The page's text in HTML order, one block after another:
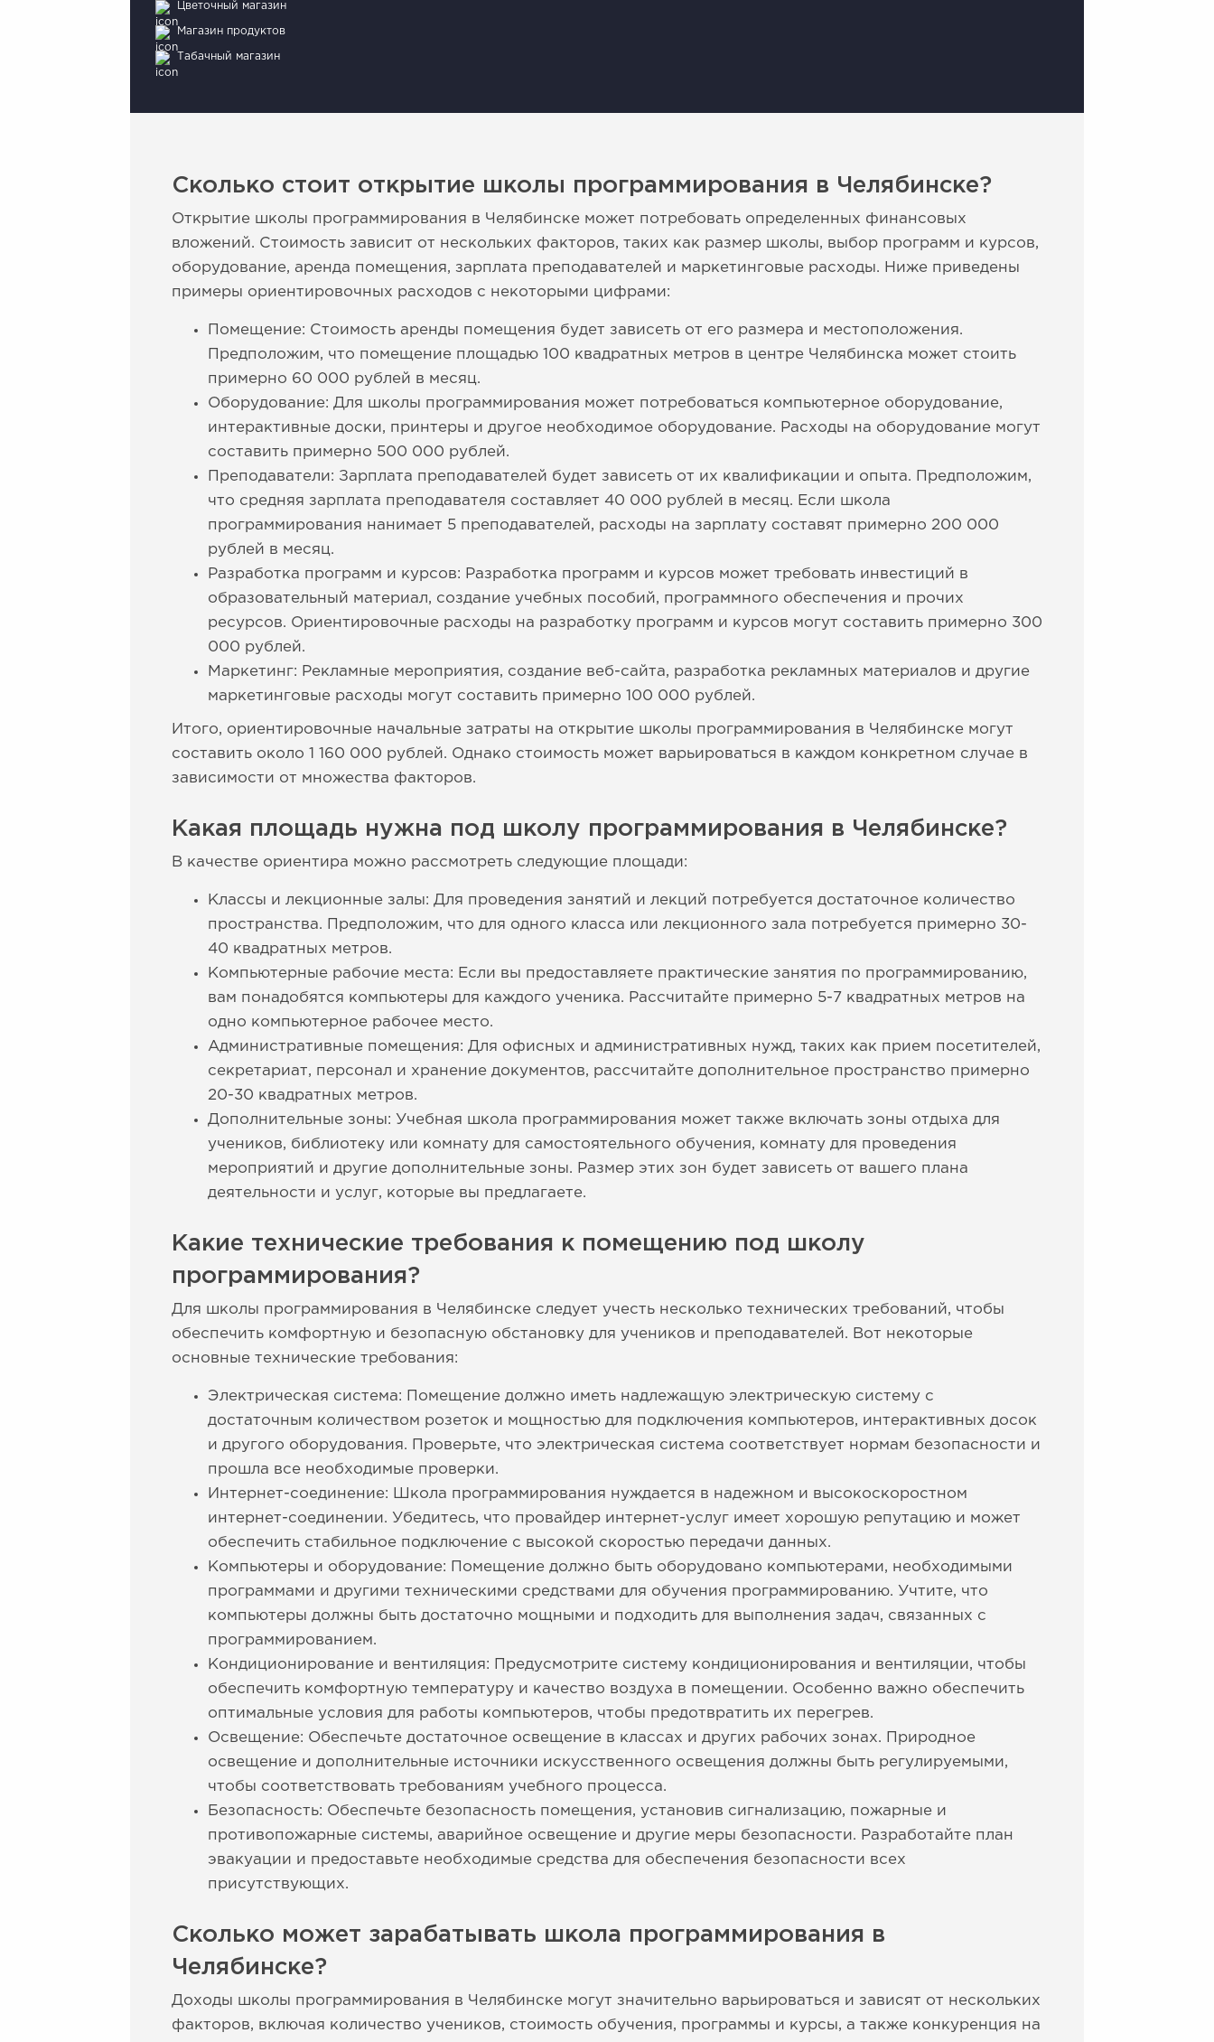
Цветочный магазин
Магазин продуктов
Табачный магазин
Сколько стоит открытие школы программирования в Челябинске?
Открытие школы программирования в Челябинске может потребовать определенных финансовых
вложений. Стоимость зависит от нескольких факторов, таких как размер школы, выбор программ и курсов,
оборудование, аренда помещения, зарплата преподавателей и маркетинговые расходы. Ниже приведены
примеры ориентировочных расходов с некоторыми цифрами:
Помещение: Стоимость аренды помещения будет зависеть от его размера и местоположения.
Предположим, что помещение площадью 100 квадратных метров в центре Челябинска может стоить
примерно 60 000 рублей в месяц.
Оборудование: Для школы программирования может потребоваться компьютерное оборудование,
интерактивные доски, принтеры и другое необходимое оборудование. Расходы на оборудование могут
составить примерно 500 000 рублей.
Преподаватели: Зарплата преподавателей будет зависеть от их квалификации и опыта. Предположим,
что средняя зарплата преподавателя составляет 40 000 рублей в месяц. Если школа
программирования нанимает 5 преподавателей, расходы на зарплату составят примерно 200 000
рублей в месяц.
Разработка программ и курсов: Разработка программ и курсов может требовать инвестиций в
образовательный материал, создание учебных пособий, программного обеспечения и прочих
ресурсов. Ориентировочные расходы на разработку программ и курсов могут составить примерно 300
000 рублей.
Маркетинг: Рекламные мероприятия, создание веб-сайта, разработка рекламных материалов и другие
маркетинговые расходы могут составить примерно 100 000 рублей.
Итого, ориентировочные начальные затраты на открытие школы программирования в Челябинске могут
составить около 1 160 000 рублей. Однако стоимость может варьироваться в каждом конкретном случае в
зависимости от множества факторов.
Какая площадь нужна под школу программирования в Челябинске?
В качестве ориентира можно рассмотреть следующие площади:
Классы и лекционные залы: Для проведения занятий и лекций потребуется достаточное количество
пространства. Предположим, что для одного класса или лекционного зала потребуется примерно 30-
40 квадратных метров.
Компьютерные рабочие места: Если вы предоставляете практические занятия по программированию,
вам понадобятся компьютеры для каждого ученика. Рассчитайте примерно 5-7 квадратных метров на
одно компьютерное рабочее место.
Административные помещения: Для офисных и административных нужд, таких как прием посетителей,
секретариат, персонал и хранение документов, рассчитайте дополнительное пространство примерно
20-30 квадратных метров.
Дополнительные зоны: Учебная школа программирования может также включать зоны отдыха для
учеников, библиотеку или комнату для самостоятельного обучения, комнату для проведения
мероприятий и другие дополнительные зоны. Размер этих зон будет зависеть от вашего плана
деятельности и услуг, которые вы предлагаете.
Какие технические требования к помещению под школу
программирования?
Для школы программирования в Челябинске следует учесть несколько технических требований, чтобы
обеспечить комфортную и безопасную обстановку для учеников и преподавателей. Вот некоторые
основные технические требования:
Электрическая система: Помещение должно иметь надлежащую электрическую систему с
достаточным количеством розеток и мощностью для подключения компьютеров, интерактивных досок
и другого оборудования. Проверьте, что электрическая система соответствует нормам безопасности и
прошла все необходимые проверки.
Интернет-соединение: Школа программирования нуждается в надежном и высокоскоростном
интернет-соединении. Убедитесь, что провайдер интернет-услуг имеет хорошую репутацию и может
обеспечить стабильное подключение с высокой скоростью передачи данных.
Компьютеры и оборудование: Помещение должно быть оборудовано компьютерами, необходимыми
программами и другими техническими средствами для обучения программированию. Учтите, что
компьютеры должны быть достаточно мощными и подходить для выполнения задач, связанных с
программированием.
Кондиционирование и вентиляция: Предусмотрите систему кондиционирования и вентиляции, чтобы
обеспечить комфортную температуру и качество воздуха в помещении. Особенно важно обеспечить
оптимальные условия для работы компьютеров, чтобы предотвратить их перегрев.
Освещение: Обеспечьте достаточное освещение в классах и других рабочих зонах. Природное
освещение и дополнительные источники искусственного освещения должны быть регулируемыми,
чтобы соответствовать требованиям учебного процесса.
Безопасность: Обеспечьте безопасность помещения, установив сигнализацию, пожарные и
противопожарные системы, аварийное освещение и другие меры безопасности. Разработайте план
эвакуации и предоставьте необходимые средства для обеспечения безопасности всех
присутствующих.
Сколько может зарабатывать школа программирования в
Челябинске?
Доходы школы программирования в Челябинске могут значительно варьироваться и зависят от нескольких
факторов, включая количество учеников, стоимость обучения, программы и курсы, а также конкуренция на